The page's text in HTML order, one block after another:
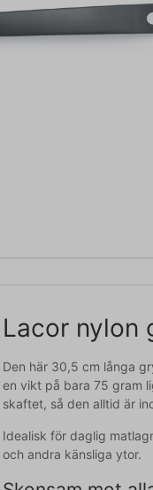
Lacor nylon
Den här 30,5 cm långa
en vikt på bara 75 gram
skaftet, så den alltid är
Idealisk för daglig
och andra känsliga ytor.